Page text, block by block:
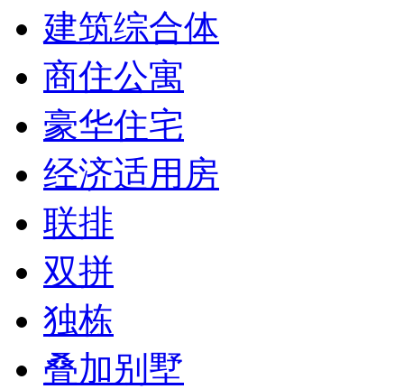
建筑综合体
商住公寓
豪华住宅
经济适用房
联排
双拼
独栋
叠加别墅